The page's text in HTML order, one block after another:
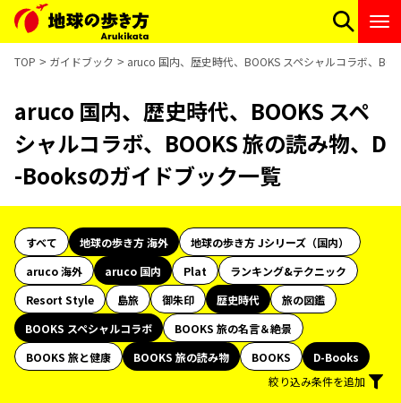
TOP ガイドブック aruco 国内、歴史時代、BOOKS スペシャルコラボ、
aruco 国内、歴史時代、BOOKS スペ
シャルコラボ、BOOKS 旅の読み物、D
-Booksのガイドブック一覧
すべて 地球の歩き方 海外
地球の歩き方 Jシリーズ（国内）
aruco 海外
aruco 国内 Plat
ランキング&テクニック
Resort Style
島旅 御朱印 歴史時代
旅の図鑑
BOOKS スペシャルコラボ
BOOKS 旅の名言＆絶景
BOOKS 旅と健康
BOOKS 旅の読み物 BOOKS
D-Books
絞り込み条件を追加